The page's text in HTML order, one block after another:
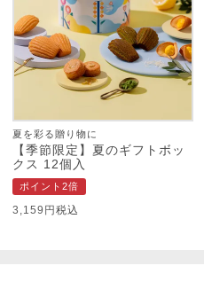
夏を彩る贈り物に
【季節限定】夏のギフトボッ
クス 12個入
ポイント2倍
3,159 税込